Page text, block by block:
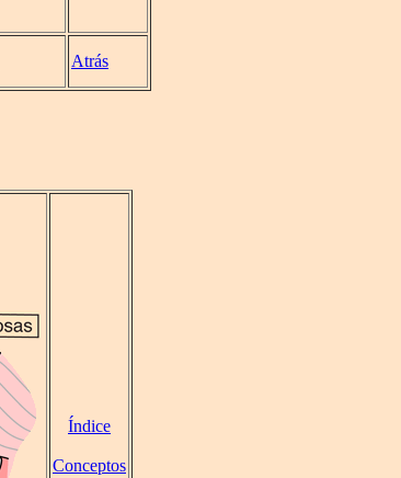
Atrás
Índice
Conceptos